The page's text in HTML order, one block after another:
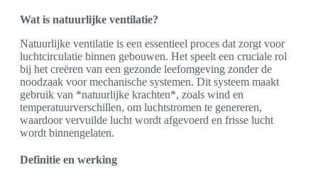
Wat is natuurlijke ventilatie?
Natuurlijke ventilatie is een essentieel proces dat zorgt voor
luchtcirculatie binnen gebouwen. Het speelt een cruciale rol
bij het creëren van een gezonde leefomgeving zonder de
noodzaak voor mechanische systemen. Dit systeem maakt
gebruik van *natuurlijke krachten*, zoals wind en
temperatuurverschillen, om luchtstromen te genereren,
waardoor vervuilde lucht wordt afgevoerd en frisse lucht
wordt binnengelaten.
Definitie en werking